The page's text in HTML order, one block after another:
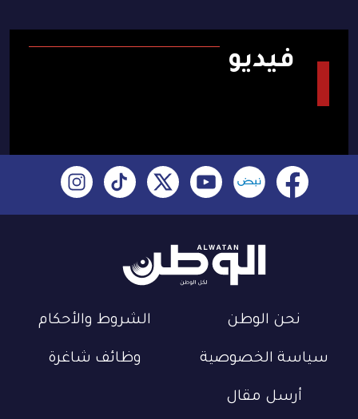
فيديو
نحن الوطن الشروط والأحكام
سياسة الخصوصية وظائف شاغرة
أرسل مقال